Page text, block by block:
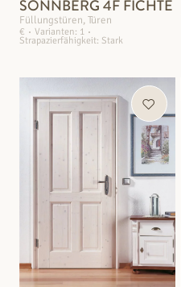
SONNBERG 4F FICHTE
Füllungstüren, Türen
€
Varianten: 1
Strapazierfähigkeit: Stark